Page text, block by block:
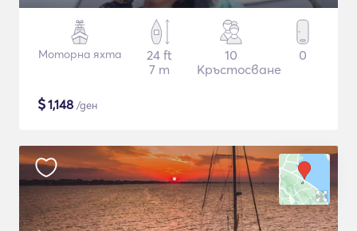
Моторна яхта
24 ft
7 m
10
Кръстосване
0
$1,148 /ден